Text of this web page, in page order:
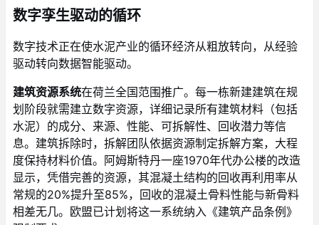
数字孪生驱动的循环
数字技术正在使水泥产业的循环经济从粗放转向，从经验
驱动转向数据智能驱动。
建筑资源系统在荷兰全国范围推广。每一栋新建建筑在规
划阶段就需建立数字资源，详细记录所有建筑材料（包括
水泥）的成分、来源、性能、可拆解性、回收潜力等信
息。建筑拆除时，拆解团队依据资源制定拆解方案，大程
度保持材料价值。阿姆斯特丹一座1970年代办公楼的改造
显示，凭借完善的资源，其混凝土结构的回收再利用率从
常规的20%提升至85%，回收的混凝土骨料性能与新骨料
相差无几。欧盟已计划将这一系统纳入《建筑产品条例》